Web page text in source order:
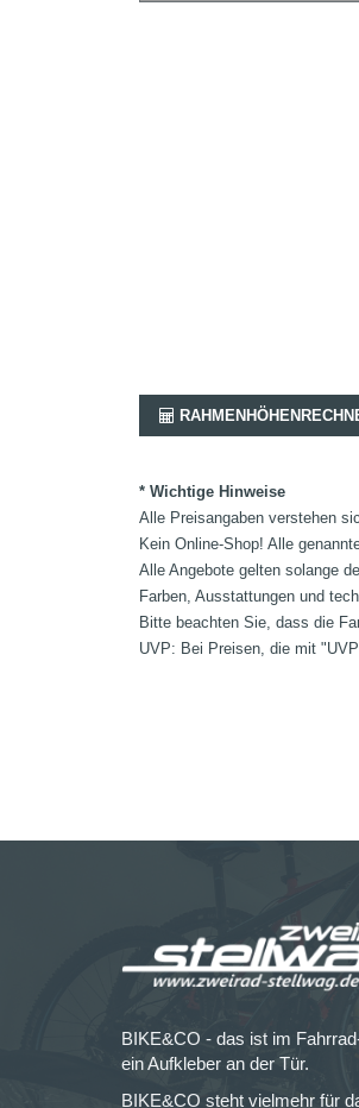
* Wichtige Hinweise
Alle Preisangaben verstehen
Kein Online-Shop! Alle
Alle Angebote gelten solange
Farben, Ausstattungen und
Bitte beachten Sie, dass die
UVP: Bei Preisen, die mit
BIKE&CO - das ist im
ein Aufkleber an der Tür.
BIKE&CO steht vielmehr für